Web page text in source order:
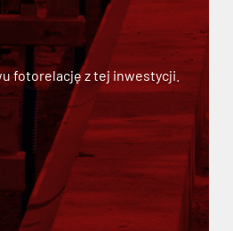
fotorelację z tej inwestycji.